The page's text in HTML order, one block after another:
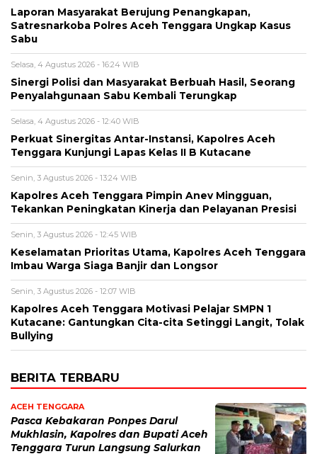
Laporan Masyarakat Berujung Penangkapan,
Satresnarkoba Polres Aceh Tenggara Ungkap Kasus
Sabu
Selasa, 4 Agustus 2026 - 16:24 WIB
Sinergi Polisi dan Masyarakat Berbuah Hasil, Seorang
Penyalahgunaan Sabu Kembali Terungkap
Selasa, 4 Agustus 2026 - 12:40 WIB
Perkuat Sinergitas Antar-Instansi, Kapolres Aceh
Tenggara Kunjungi Lapas Kelas II B Kutacane
Senin, 3 Agustus 2026 - 13:24 WIB
Kapolres Aceh Tenggara Pimpin Anev Mingguan,
Tekankan Peningkatan Kinerja dan Pelayanan Presisi
Senin, 3 Agustus 2026 - 12:45 WIB
Keselamatan Prioritas Utama, Kapolres Aceh Tenggara
Imbau Warga Siaga Banjir dan Longsor
Senin, 3 Agustus 2026 - 12:07 WIB
Kapolres Aceh Tenggara Motivasi Pelajar SMPN 1
Kutacane: Gantungkan Cita-cita Setinggi Langit, Tolak
Bullying
BERITA TERBARU
ACEH TENGGARA
Pasca Kebakaran Ponpes Darul
Mukhlasin, Kapolres dan Bupati Aceh
Tenggara Turun Langsung Salurkan